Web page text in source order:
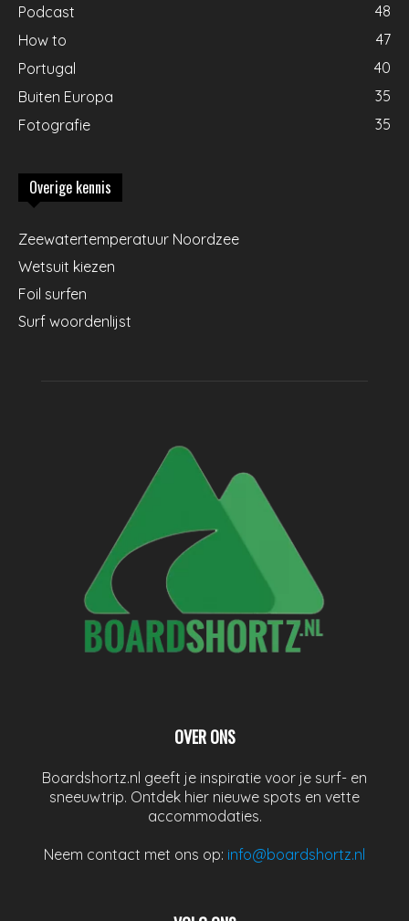
Podcast
48
How to
47
Portugal
40
Buiten Europa
35
Fotografie
35
Overige kennis
Zeewatertemperatuur Noordzee
Wetsuit kiezen
Foil surfen
Surf woordenlijst
OVER ONS
Boardshortz.nl geeft je inspiratie voor je surf- en
sneeuwtrip. Ontdek hier nieuwe spots en vette
accommodaties.
Neem contact met ons op: info@boardshortz.nl